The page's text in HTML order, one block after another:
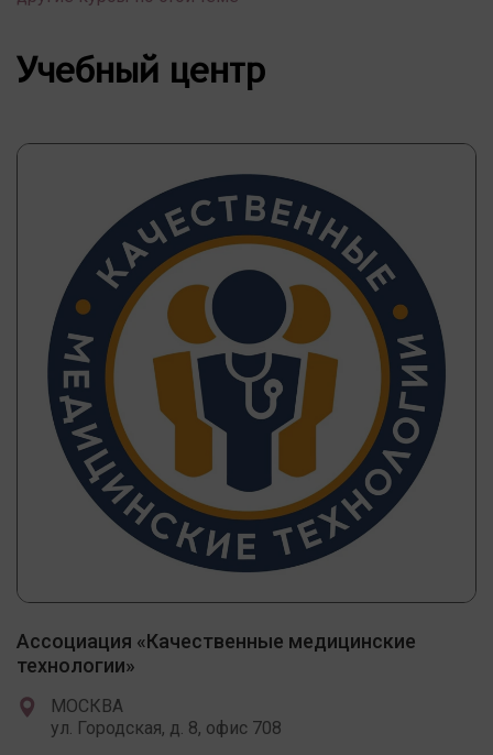
Учебный центр
Ассоциация «Качественные медицинские
технологии»
МОСКВА
ул. Городская, д. 8, офис 708